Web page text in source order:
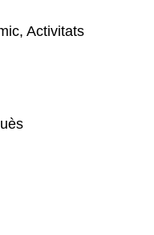
Activitats